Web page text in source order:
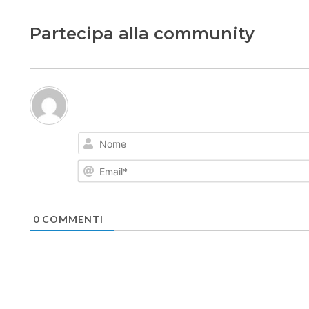
Partecipa alla community
0COMMENTI